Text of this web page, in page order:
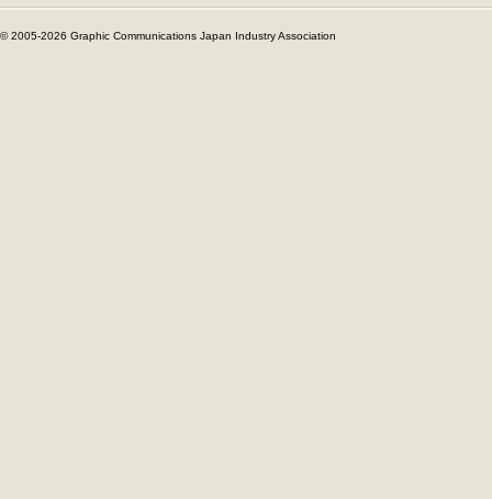
© 2005-2026 Graphic Communications Japan Industry Association